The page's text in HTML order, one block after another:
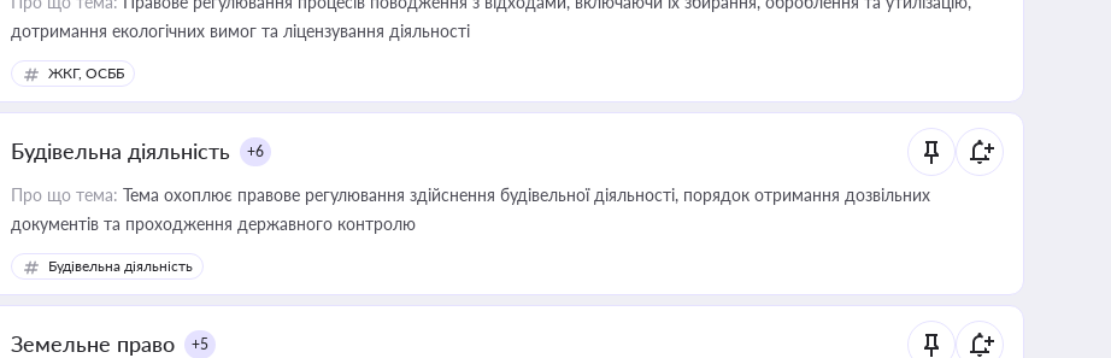
дотримання екологічних вимог та ліцензування діяльності
ЖКГ, ОСББ
Будівельна діяльність +6
Про що тема: Тема охоплює правове регулювання здійснення будівельної діяльності, порядок отримання дозвільних
документів та проходження державного контролю
Будівельна діяльність
Земельне право +5